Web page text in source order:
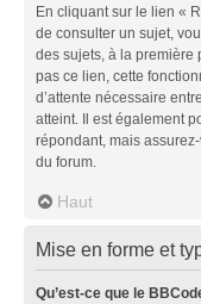
En cliquant sur le lien «
de consulter un sujet,
des sujets, à la première
pas ce lien, cette
d’attente nécessaire
atteint. Il est également
répondant, mais
du forum.
Haut
Mise en forme et
Qu’est-ce que le